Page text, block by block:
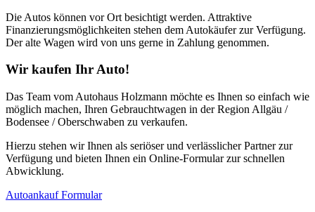
Die Autos können vor Ort besichtigt werden. Attraktive
Finanzierungsmöglichkeiten stehen dem Autokäufer zur Verfügung.
Der alte Wagen wird von uns gerne in Zahlung genommen.
Wir kaufen Ihr Auto!
Das Team vom Autohaus Holzmann möchte es Ihnen so einfach wie
möglich machen, Ihren Gebrauchtwagen in der Region Allgäu /
Bodensee / Oberschwaben zu verkaufen.
Hierzu stehen wir Ihnen als seriöser und verlässlicher Partner zur
Verfügung und bieten Ihnen ein Online-Formular zur schnellen
Abwicklung.
Autoankauf Formular